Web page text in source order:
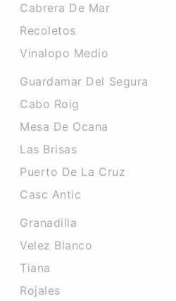
Cabrera De Mar
Recoletos
Vinalopo Medio
Guardamar Del Segura
Cabo Roig
Mesa De Ocana
Las Brisas
Puerto De La Cruz
Casc Antic
Granadilla
Velez Blanco
Tiana
Rojales